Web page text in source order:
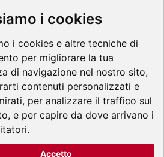
i cookies
i cookies e altre tecniche di
per migliorare la tua
di navigazione nel nostro sito,
contenuti personalizzati e
per analizzare il traffico sul
e per capire da dove arrivano i
Accetto
Facebook
Youtube
All Rights Reserved - Edra Media
C.F. 14392280963